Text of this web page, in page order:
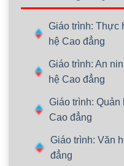
Giáo trình: Thực
hệ Cao đẳng
Giáo trình: An
hệ Cao đẳng
Giáo trình:
Cao đẳng
Giáo trình: Văn
đẳng